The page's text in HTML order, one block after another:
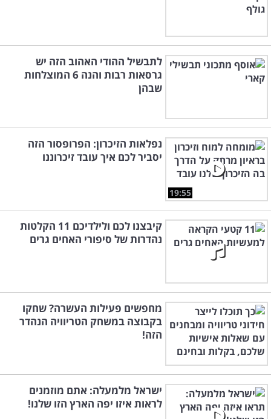
לתבשיל ההודי האהוב הזה יש
גרסאות רבות והנה 6 המוצלחות
שבהן
19:55
נפלאות הזיכרון: הפרופסור הזה
יסביר לכם איך עובד זיכרוננו
קיבצנו לכם ולילדיכם 11 הקלטות
נהדרות של סיפורי האחים גרים
מחפשים פעילות העשרה? שחקו
בקבוצה במשחק הטריוויה הנהדר
הזה!
ישראל מלמעלה: אתם מוזמנים
לראות איזו יפה הארץ הזו שלנו!